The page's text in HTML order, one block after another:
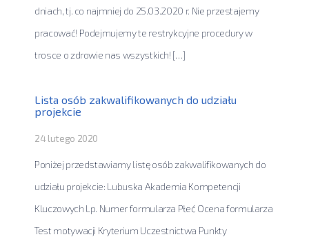
dniach, tj. co najmniej do 25.03.2020 r. Nie przestajemy
pracować! Podejmujemy te restrykcyjne procedury w
trosce o zdrowie nas wszystkich! […]
Lista osób zakwalifikowanych do udziału
projekcie
24 lutego 2020
Poniżej przedstawiamy listę osób zakwalifikowanych do
udziału projekcie: Lubuska Akademia Kompetencji
Kluczowych Lp. Numer formularza Płeć Ocena formularza
Test motywacji Kryterium Uczestnictwa Punkty